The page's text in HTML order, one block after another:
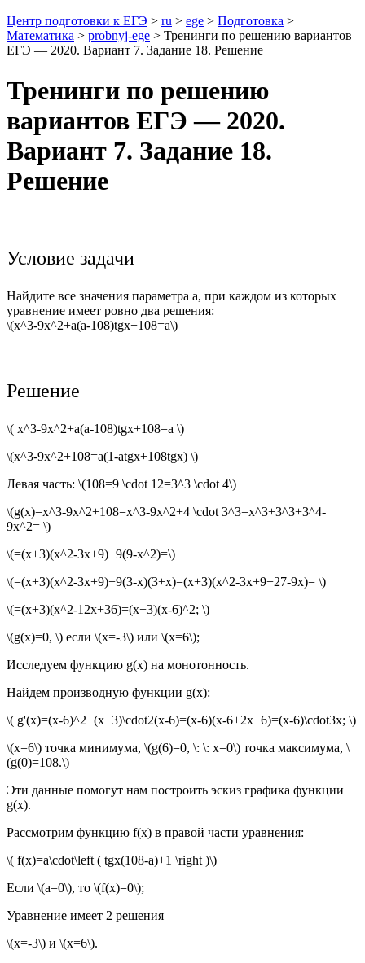
Центр подготовки к ЕГЭ > ru > ege > Подготовка >
Математика > probnyj-ege > Тренинги по решению вариантов
ЕГЭ — 2020. Вариант 7. Задание 18. Решение
Тренинги по решению
вариантов ЕГЭ — 2020.
Вариант 7. Задание 18.
Решение
Условие задачи
Найдите все значения параметра а, при каждом из которых
уравнение имеет ровно два решения:
\(x^3-9x^2+a(a-108)tgx+108=a\)
Решение
\( x^3-9x^2+a(a-108)tgx+108=a \)
\(x^3-9x^2+108=a(1-atgx+108tgx) \)
Левая часть: \(108=9 \cdot 12=3^3 \cdot 4\)
\(g(x)=x^3-9x^2+108=x^3-9x^2+4 \cdot 3^3=x^3+3^3+3^4-
9x^2= \)
\(=(x+3)(x^2-3x+9)+9(9-x^2)=\)
\(=(x+3)(x^2-3x+9)+9(3-x)(3+x)=(x+3)(x^2-3x+9+27-9x)= \)
\(=(x+3)(x^2-12x+36)=(x+3)(x-6)^2; \)
\(g(x)=0, \) если \(x=-3\) или \(x=6\);
Исследуем функцию g(x) на монотонность.
Найдем производную функции g(x):
\( g'(x)=(x-6)^2+(x+3)\cdot2(x-6)=(x-6)(x-6+2x+6)=(x-6)\cdot3x; \)
\(x=6\) точка минимума, \(g(6)=0, \: \: x=0\) точка максимума, \
(g(0)=108.\)
Эти данные помогут нам построить эскиз графика функции
g(x).
Рассмотрим функцию f(x) в правой части уравнения:
\( f(x)=a\cdot\left ( tgx(108-a)+1 \right )\)
Если \(a=0\), то \(f(x)=0\);
Уравнение имеет 2 решения
\(x=-3\) и \(x=6\).